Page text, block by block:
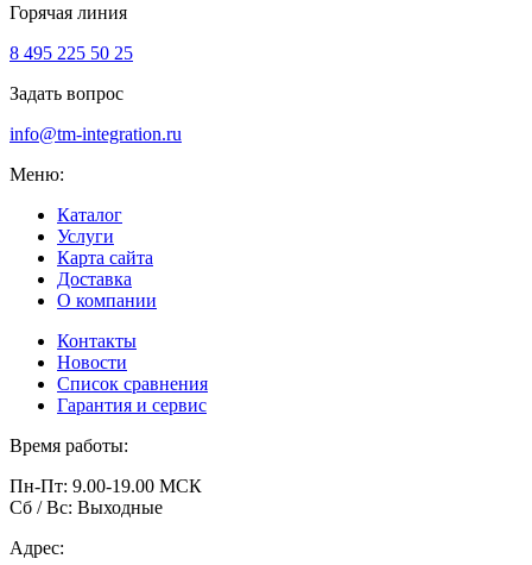
Горячая линия
8 495 225 50 25
Задать вопрос
info@tm-integration.ru
Меню:
Каталог
Услуги
Карта сайта
Доставка
О компании
Контакты
Новости
Список сравнения
Гарантия и сервис
Время работы:
Пн-Пт: 9.00-19.00 МСК
Сб / Вс: Выходные
Адрес: